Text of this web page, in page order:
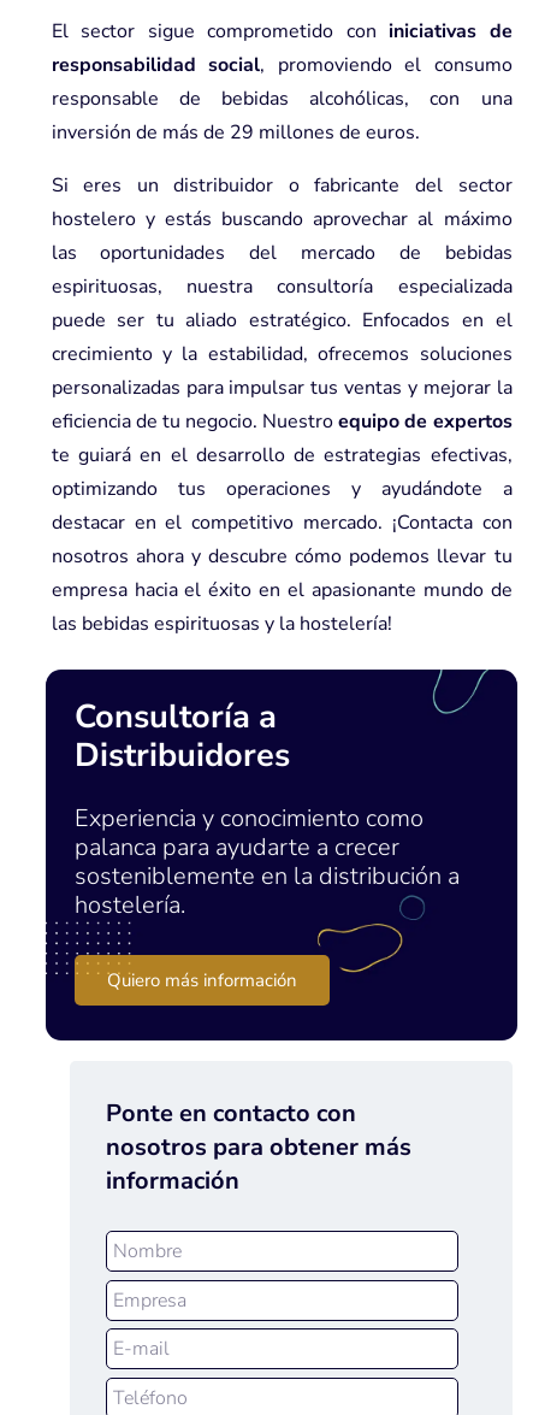
El sector sigue comprometido coniniciativas de
responsabilidad social, promoviendo el consumo
responsable de bebidas alcohólicas, con una
inversión de más de 29 millones de euros.
Si eres undistribuidor o fabricante del sector
hosteleroy estás buscando aprovechar al máximo
las oportunidades del mercado de bebidas
espirituosas, nuestra consultoría especializada
puede ser tu aliado estratégico. Enfocados en el
crecimiento y la estabilidad, ofrecemos soluciones
personalizadas para impulsar tus ventas y mejorar la
eficiencia de tu negocio. Nuestroequipo de expertos
te guiará en el desarrollo de estrategias efectivas,
optimizando tus operaciones y ayudándote a
destacar en el competitivo mercado. ¡Contacta con
nosotros ahoray descubre cómo podemos llevar tu
empresa hacia el éxito en el apasionante mundo de
las bebidas espirituosas y la hostelería!
Consultoría a
Distribuidores
Experiencia y conocimiento como
palanca para ayudarte a crecer
sosteniblemente en la distribución a
hostelería.
Quiero más información
Ponte en contacto con
nosotros para obtener más
información